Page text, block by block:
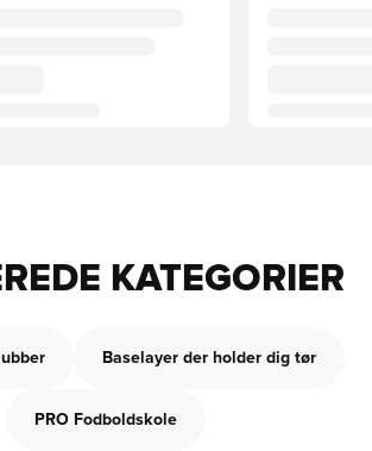
KATEGORIER
Baselayer der holder dig tør
PRO Fodboldskole